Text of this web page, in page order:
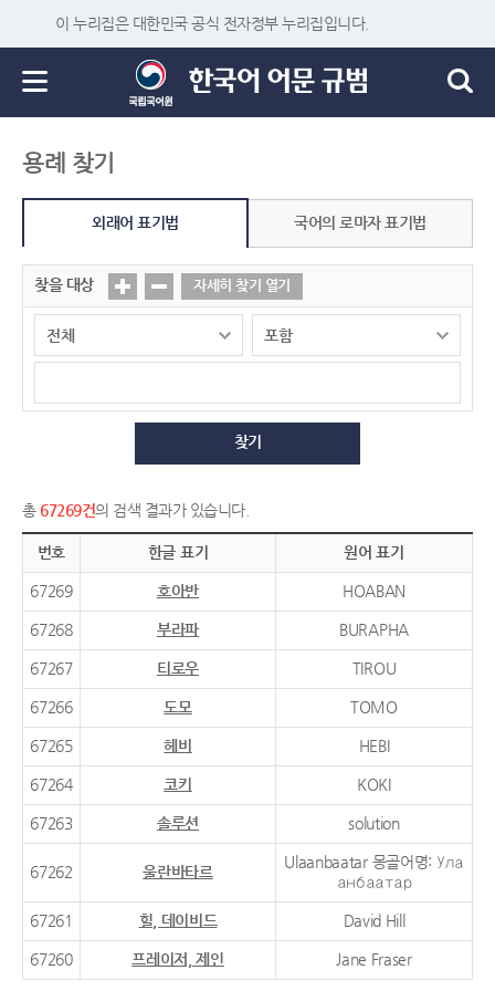
이 누리집은 대한민국 공식 전자정부 누리집입니다.
용례 찾기
외래어 표기법 국어의 로마자 표기법
찾을 대상 자세히 찾기 열기
찾기
총 67269건의 검색 결과가 있습니다.
번호 한글 표기 원어 표기
67269 호아반 HOABAN
67268 부라파 BURAPHA
67267 티로우 TIROU
67266 도모 TOMO
67265 헤비 HEBI
67264 코키 KOKI
67263 솔루션 solution
67262 울란바타르
Ulaanbaatar 몽골어명: Ула
анбаатар
67261 힐, 데이비드 David Hill
67260 프레이저, 제인 Jane Fraser